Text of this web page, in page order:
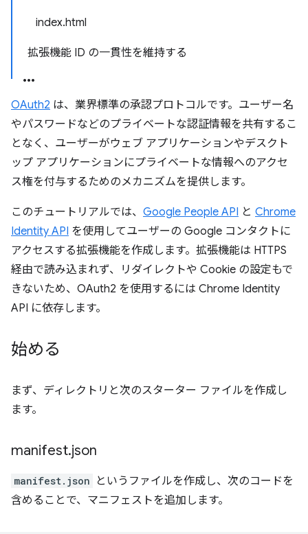
index.html
拡張機能 ID の一貫性を維持する
OAuth2 は、業界標準の承認プロトコルです。ユーザー名
やパスワードなどのプライベートな認証情報を共有するこ
となく、ユーザーがウェブ アプリケーションやデスクト
ップ アプリケーションにプライベートな情報へのアクセ
ス権を付与するためのメカニズムを提供します。
このチュートリアルでは、 Google People API と Chrome
Identity API を使用してユーザーの Google コンタクトに
アクセスする拡張機能を作成します。拡張機能は HTTPS
経由で読み込まれず、リダイレクトや Cookie の設定もで
きないため、OAuth2 を使用するには Chrome Identity
API に依存します。
始める
まず、ディレクトリと次のスターター ファイルを作成し
ます。
manifest.json
manifest.json
というファイルを作成し、次のコードを
含めることで、マニフェストを追加します。